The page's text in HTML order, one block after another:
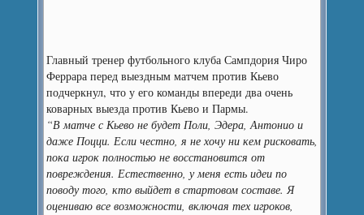
Главный тренер футбольного клуба Сампдория Чиро
Феррара перед выездным матчем против Кьево
подчеркнул, что у его команды впереди два очень
коварных выезда против Кьево и Пармы.
“В матче с Кьево не будет Поли, Эдера, Антонио и
даже Поцци. Если честно, я не хочу ни кем рисковать,
пока игрок полностью не восстановится от
повреждения. Естественно, у меня есть идеи по
поводу того, кто выйдет в стартовом составе. Я
оцениваю все возможности, включая тех игроков,